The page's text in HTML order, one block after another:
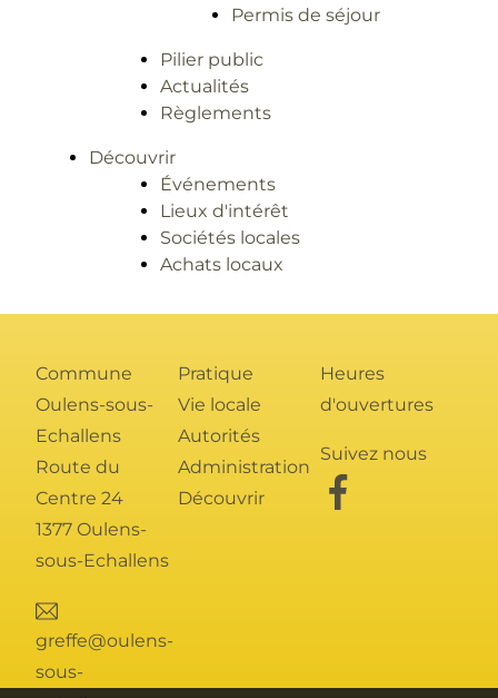
Permis de séjour
Pilier public
Actualités
Règlements
Découvrir
Événements
Lieux d'intérêt
Sociétés locales
Achats locaux
Commune
Oulens-sous-
Echallens
Route du
Centre 24
1377 Oulens-
sous-Echallens
greffe@oulens-
sous-
Pratique
Vie locale
Autorités
Administration
Découvrir
Heures
d'ouvertures
Suivez nous